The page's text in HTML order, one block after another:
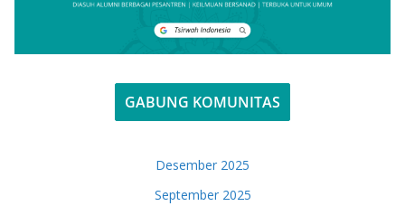
GABUNG KOMUNITAS
Desember 2025
September 2025